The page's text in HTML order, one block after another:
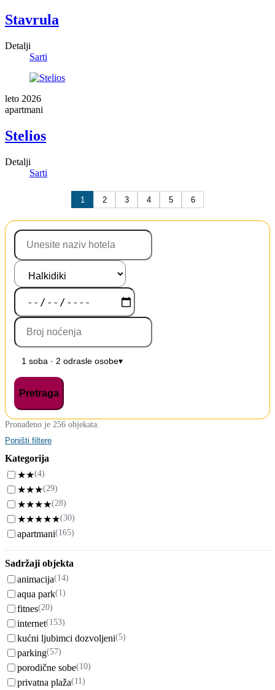
Stavrula
Detalji
Sarti
leto 2026
apartmani
Stelios
Detalji
Sarti
1 2 3 4 5 6
1 soba · 2 odrasle osobe▾
Pretraga
Pronađeno je 256 objekata.
Poništi filtere
Kategorija
★★(4)
★★★(29)
★★★★(28)
★★★★★(30)
apartmani(165)
Sadržaji objekta
animacija(14)
aqua park(1)
fitnes(20)
internet(153)
kućni ljubimci dozvoljeni(5)
parking(57)
porodične sobe(10)
privatna plaža(11)